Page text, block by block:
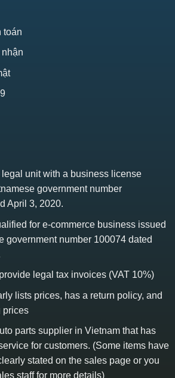
toán
unit with a business license
government number
April 3, 2020.
for e-commerce business issued
government number 100074 dated
legal tax invoices (VAT 10%)
lists prices, has a return policy, and
prices
parts supplier in Vietnam that has
for customers. (Some items have
stated on the sales page or you
staff for more details)